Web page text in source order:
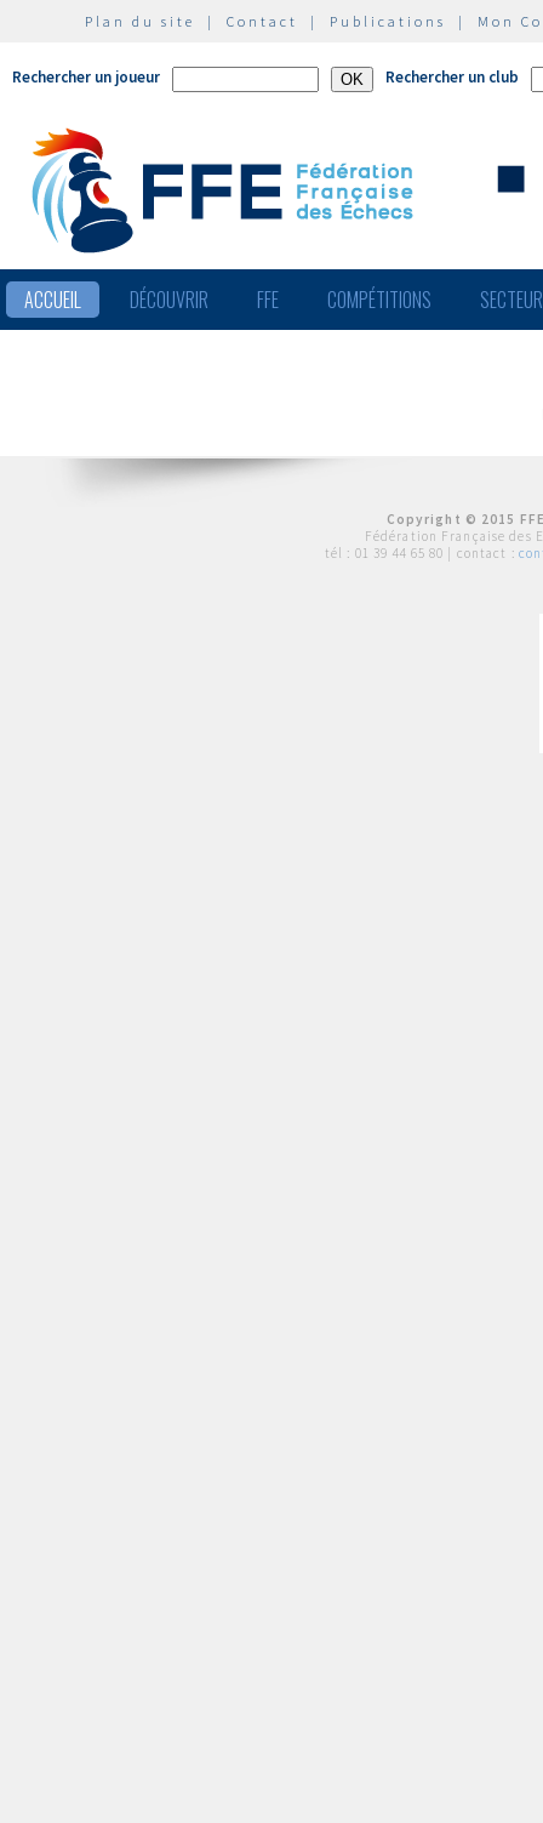
Plan du site | Contact | Publications | Mon
Rechercher un joueur Rechercher un club
ACCUEIL DÉCOUVRIR FFE COMPÉTITIONS
Copyright © 2015
Fédération Française des
tél : 01 39 44 65 80 | contact :